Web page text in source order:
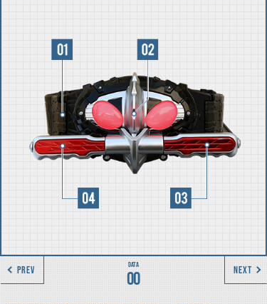
00
PREV NEXT